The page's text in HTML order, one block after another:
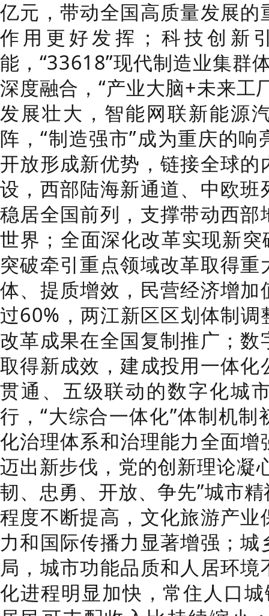
亿元，带动全国高质量发展
作用更好发挥；科技创新
能，“33618”现代制造业集群
深度融合，“产业大脑+未来工
发展壮大，智能网联新能源
阵，“制造强市”成为重庆的
开放形成新优势，链接全球
设，西部陆海新通道、中欧
稳居全国前列，支撑带动西
世界；全面深化改革实现新
突破牵引重点领域改革取得
体、提质增效，民营经济增
过60%，两江新区区划体制
改革成果在全国复制推广；
取得新成效，建成投用一体
贯通、五级联动的数字化城
行，“大综合一体化”体制机
化治理体系和治理能力全面
迈出新步伐，党的创新理论凝
韧、忠勇、开放、争先”城市
程度不断提高，文化旅游产
力和国际传播力显著增强；
局，城市功能品质和人居环
化进程明显加快，常住人口